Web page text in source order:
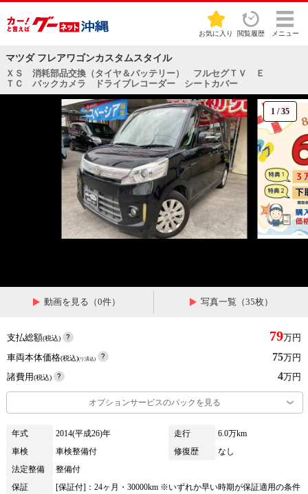
お気に入り 閲覧履歴 メニュー
マツダ フレアワゴンカスタムスタイル
ＸＳ 消耗部品交換（タイヤ＆バッテリー） フルセグＴＶ Ｅ
ＴＣ バックカメラ ドライブレコーダー シートカバー
1 /35
動画を見る（0件） 写真一覧（35枚）
支払総額(税込) 79万円
車両本体価格(税込)(リ済込) 75万円
諸費用(税込) 4万円
オプションサービスのパックを見る
年式 2014(平成26)年 走行
6.0万km
車検
車検整備付 修復歴
なし
法定整備
整備付
保証
[保証付]：24ヶ月・30000km ※いずれか早い時期が保証適用の条件